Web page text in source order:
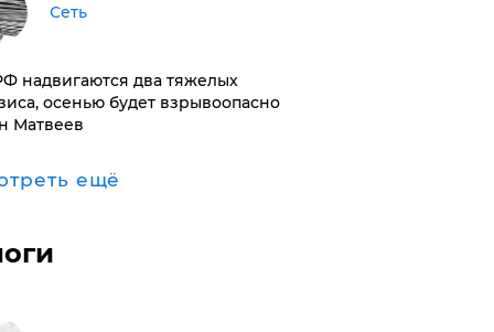
Сеть
надвигаются два тяжелых
осенью будет взрывоопасно
Матвеев
ещё